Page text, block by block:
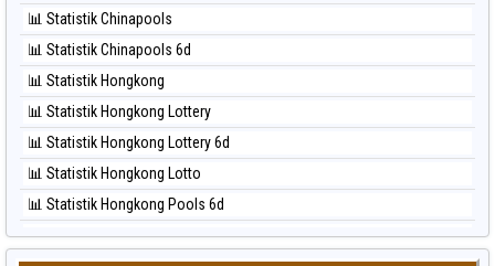
⚽ Bola Merah Taiwan
⚽ Bola Hitam Nagoya
⚽ Bola Hitam North Carolina Day
⚽ Bola Hitam Pcso
⚽ Bola Hitam Sao Paulo
⚽ Bola Hitam Singapore
⚽ Bola Hitam Sydney
⚽ Bola Hitam Sydney Lottery
⚽ Bola Hitam Sydney Lottery 6d
📊 Statistik Chinapools
📊 Statistik Chinapools 6d
📊 Statistik Hongkong
📊 Statistik Hongkong Lottery
📊 Statistik Hongkong Lottery 6d
📊 Statistik Hongkong Lotto
📊 Statistik Hongkong Pools 6d
📊 Statistik Japan